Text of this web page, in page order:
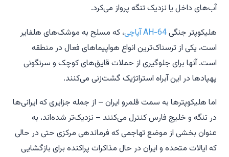
آب‌های داخل یا نزدیک تنگه پرواز می‌کرد.
هلیکوپتر جنگیAH-64 آپاچی
، که مسلح به موشک‌های هلفایر
است، یکی از ترسناک‌ترین انواع هواپیماهای فعال در منطقه
است. آنها برای جلوگیری از حملات قایق‌های کوچک و سرنگونی
پهپادها در این آبراه استراتژیک گشت‌زنی می‌کنند.
اما هلیکوپترها به سمت قلمرو ایران – از جمله جزایری که ایرانی‌ها
در تنگه و خلیج فارس کنترل می‌کنند – نزدیک‌تر شده‌اند، به
عنوان بخشی از موضع تهاجمی که فرماندهی مرکزی حتی در حالی
که ایالات متحده و ایران در حال مذاکرات پراکنده برای بازگشایی